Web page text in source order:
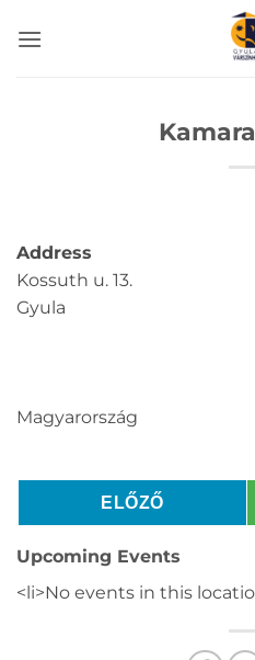
Address
Kossuth u. 13.
Gyula
Magyarország
ELŐZŐ
Upcoming Events
<li>No events in this